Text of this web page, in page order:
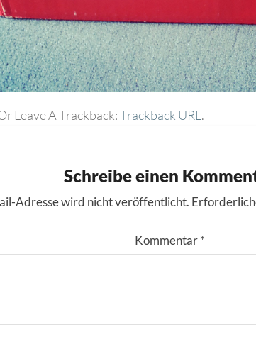
Leave A Trackback:Trackback URL .
Schreibe einen
Adresse wird nicht veröffentlicht.
Kommentar*